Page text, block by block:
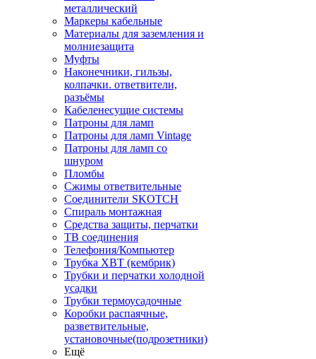
металлический
Маркеры кабельные
Материалы для заземления и
молниезащита
Муфты
Наконечники, гильзы,
колпачки. ответвители,
разъёмы
Кабеленесущие системы
Патроны для ламп
Патроны для ламп Vintage
Патроны для ламп со
шнуром
Пломбы
Сжимы ответвительные
Соединители SKOTCH
Спираль монтажная
Средства защиты, перчатки
ТВ соединения
Телефония/Компьютер
Трубка ХВТ (кембрик)
Трубки и перчатки холодной
усадки
Трубки термоусадочные
Коробки распаячные,
разветвительные,
установочные(подрозетники)
Ещё